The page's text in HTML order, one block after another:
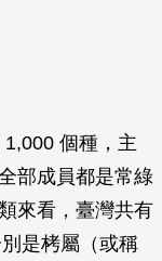
個種，主
部成員都是常綠
來看，臺灣共有
是栲屬（或稱